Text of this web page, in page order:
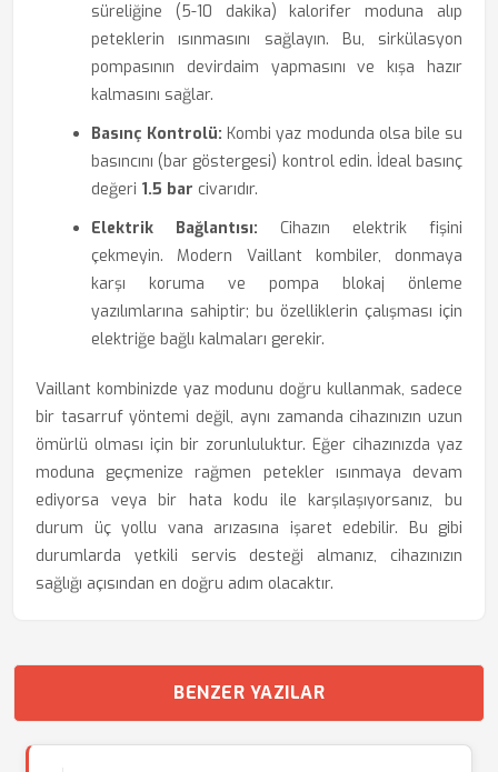
süreliğine (5-10 dakika) kalorifer moduna alıp
peteklerin ısınmasını sağlayın. Bu, sirkülasyon
pompasının devirdaim yapmasını ve kışa hazır
kalmasını sağlar.
Basınç Kontrolü: Kombi yaz modunda olsa bile su
basıncını (bar göstergesi) kontrol edin. İdeal basınç
değeri 1.5 bar civarıdır.
Elektrik Bağlantısı: Cihazın elektrik fişini
çekmeyin. Modern Vaillant kombiler, donmaya
karşı koruma ve pompa blokaj önleme
yazılımlarına sahiptir; bu özelliklerin çalışması için
elektriğe bağlı kalmaları gerekir.
Vaillant kombinizde yaz modunu doğru kullanmak, sadece
bir tasarruf yöntemi değil, aynı zamanda cihazınızın uzun
ömürlü olması için bir zorunluluktur. Eğer cihazınızda yaz
moduna geçmenize rağmen petekler ısınmaya devam
ediyorsa veya bir hata kodu ile karşılaşıyorsanız, bu
durum üç yollu vana arızasına işaret edebilir. Bu gibi
durumlarda yetkili servis desteği almanız, cihazınızın
sağlığı açısından en doğru adım olacaktır.
BENZER YAZILAR